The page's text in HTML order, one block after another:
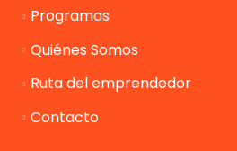
Programas
Quiénes Somos
Ruta del emprendedor
Contacto